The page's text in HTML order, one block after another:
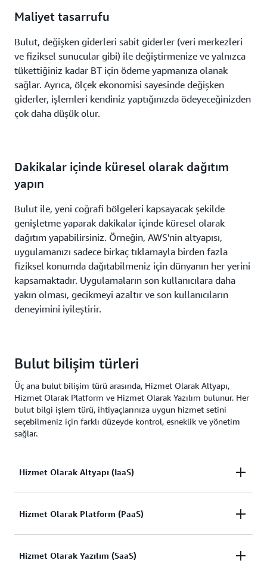
Maliyet tasarrufu
Bulut, değişken giderleri sabit giderler (veri merkezleri
ve fiziksel sunucular gibi) ile değiştirmenize ve yalnızca
tükettiğiniz kadar BT için ödeme yapmanıza olanak
sağlar. Ayrıca, ölçek ekonomisi sayesinde değişken
giderler, işlemleri kendiniz yaptığınızda ödeyeceğinizden
çok daha düşük olur.
Dakikalar içinde küresel olarak dağıtım
yapın
Bulut ile, yeni coğrafi bölgeleri kapsayacak şekilde
genişletme yaparak dakikalar içinde küresel olarak
dağıtım yapabilirsiniz. Örneğin, AWS'nin altyapısı,
uygulamanızı sadece birkaç tıklamayla birden fazla
fiziksel konumda dağıtabilmeniz için dünyanın her yerini
kapsamaktadır. Uygulamaların son kullanıcılara daha
yakın olması, gecikmeyi azaltır ve son kullanıcıların
deneyimini iyileştirir.
Bulut bilişim türleri
Üç ana bulut bilişim türü arasında, Hizmet Olarak Altyapı,
Hizmet Olarak Platform ve Hizmet Olarak Yazılım bulunur. Her
bulut bilgi işlem türü, ihtiyaçlarınıza uygun hizmet setini
seçebilmeniz için farklı düzeyde kontrol, esneklik ve yönetim
sağlar.
Hizmet Olarak Altyapı (IaaS)
IaaS, bulut BT için temel yapı taşlarını içerir.
alanına erişim sağlar. IaaS, BT kaynaklarınız üzerinde
Hizmet Olarak Platform (PaaS)
PaaS, temel altyapı (genelde donanım ve işletim
Hizmet Olarak Yazılım (SaaS)